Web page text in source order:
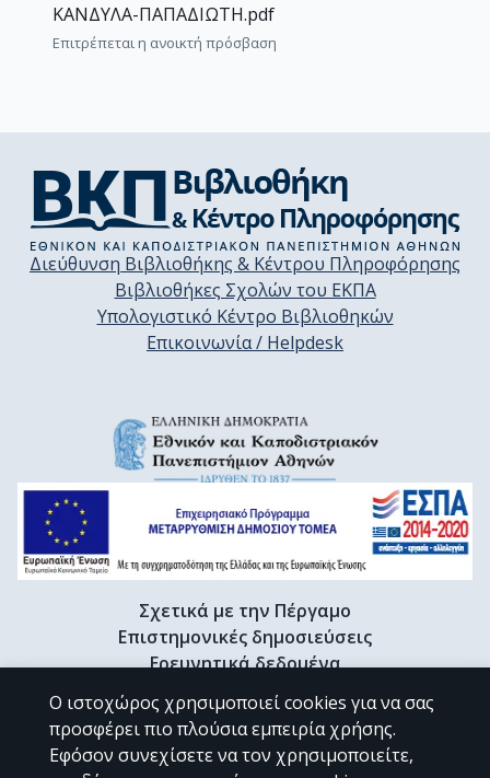
ΚΑΝΔΥΛΑ-ΠΑΠΑΔΙΩΤΗ.pdf
Επιτρέπεται η ανοικτή πρόσβαση
Διεύθυνση Βιβλιοθήκης & Κέντρου Πληροφόρησης
Βιβλιοθήκες Σχολών του ΕΚΠΑ
Υπολογιστικό Κέντρο Βιβλιοθηκών
Επικοινωνία / Helpdesk
Σχετικά με την Πέργαμο
Επιστημονικές δημοσιεύσεις
Ερευνητικά δεδομένα
Διδακτορικές διατριβές & Γκρίζα βιβλιογραφία
Προφίλ Ερευνητή
Ο ιστοχώρος χρησιμοποιεί cookies για να σας
προσφέρει πιο πλούσια εμπειρία χρήσης.
Εφόσον συνεχίσετε να τον χρησιμοποιείτε,